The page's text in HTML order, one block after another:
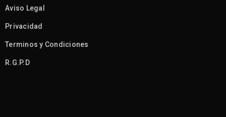
Aviso Legal
Privacidad
Terminos y Condiciones
R.G.P.D